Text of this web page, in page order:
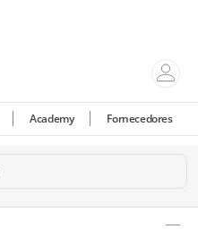
Academy Fornecedores